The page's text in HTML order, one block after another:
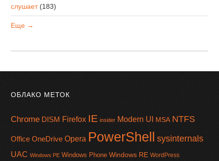
слушает(183)
Еще →
ОБЛАКО МЕТОК
Chrome DISM Firefox IE insider Modern UI MSA NTFS
Office OneDrive Opera PowerShell sysinternals
UAC Windows PE Windows Phone Windows RE WordPress